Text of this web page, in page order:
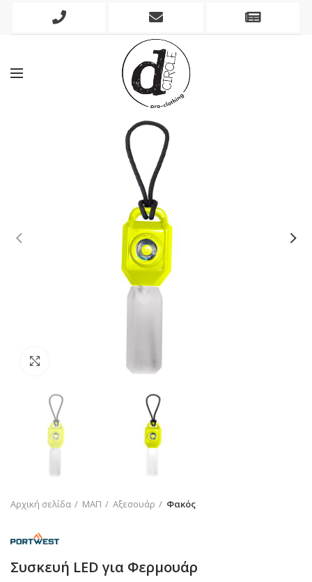
Phone
Mobile
Αρχική σελίδα ΜΑΠ Αξεσουάρ Φακός
Συσκευή LED για Φερμουάρ